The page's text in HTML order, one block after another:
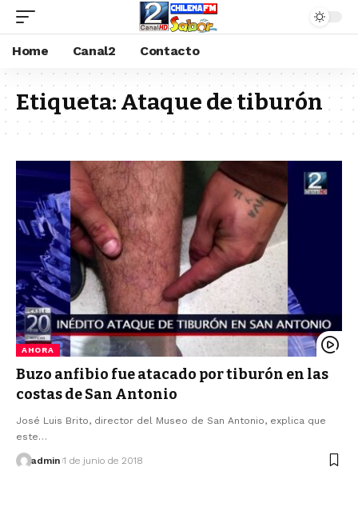
Home Canal2 Contacto
Etiqueta: Ataque de tiburón
AHORA
Buzo anfibio fue atacado por tiburón en las
costas de San Antonio
José Luis Brito, director del Museo de San Antonio, explica que
este…
admin 1 de junio de 2018